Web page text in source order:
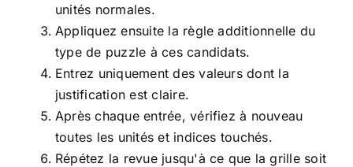
unités normales.
Appliquez ensuite la règle additionnelle du
type de puzzle à ces candidats.
Entrez uniquement des valeurs dont la
justification est claire.
Après chaque entrée, vérifiez à nouveau
toutes les unités et indices touchés.
Répétez la revue jusqu'à ce que la grille soit